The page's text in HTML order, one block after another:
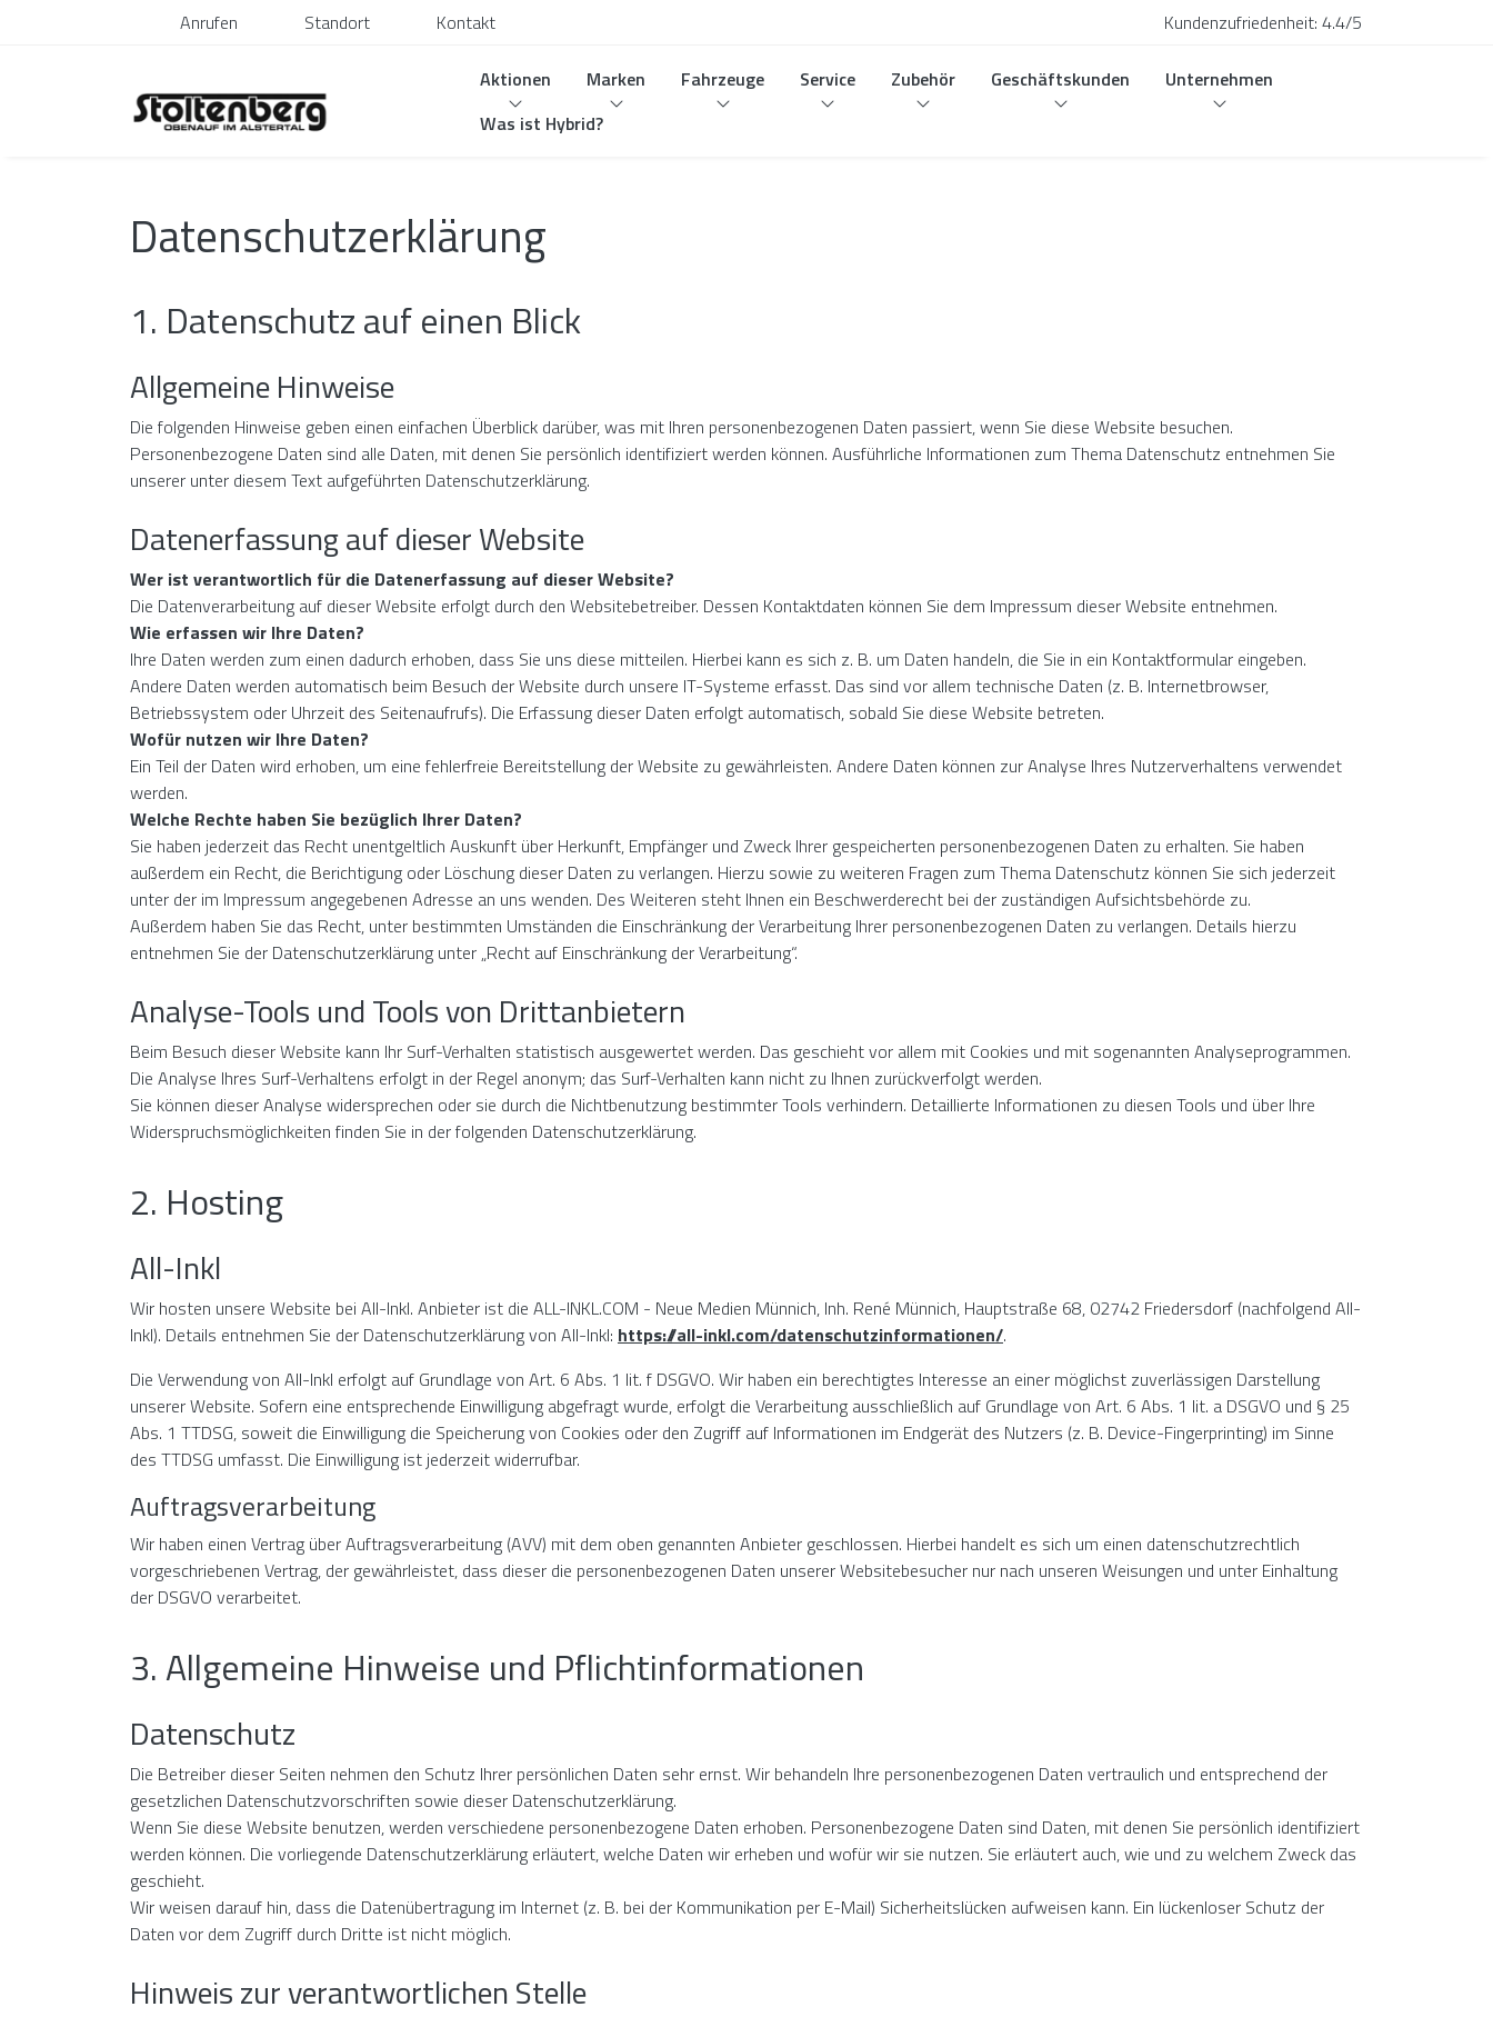
Anrufen Standort Kontakt Kundenzufriedenheit: 4.4/5
Aktionen Marken Fahrzeuge Service Zubehör Geschäftskunden
Unternehmen
Was ist Hybrid?
Datenschutzerklärung
1. Datenschutz auf einen Blick
Allgemeine Hinweise
Die folgenden Hinweise geben einen einfachen Überblick darüber, was mit Ihren personenbezogenen Daten passiert, wenn Sie diese Website besuchen.
Personenbezogene Daten sind alle Daten, mit denen Sie persönlich identifiziert werden können. Ausführliche Informationen zum Thema Datenschutz entnehmen Sie
unserer unter diesem Text aufgeführten Datenschutzerklärung.
Datenerfassung auf dieser Website
Wer ist verantwortlich für die Datenerfassung auf dieser Website?
Die Datenverarbeitung auf dieser Website erfolgt durch den Websitebetreiber. Dessen Kontaktdaten können Sie dem Impressum dieser Website entnehmen.
Wie erfassen wir Ihre Daten?
Ihre Daten werden zum einen dadurch erhoben, dass Sie uns diese mitteilen. Hierbei kann es sich z. B. um Daten handeln, die Sie in ein Kontaktformular eingeben.
Andere Daten werden automatisch beim Besuch der Website durch unsere IT-Systeme erfasst. Das sind vor allem technische Daten (z. B. Internetbrowser,
Betriebssystem oder Uhrzeit des Seitenaufrufs). Die Erfassung dieser Daten erfolgt automatisch, sobald Sie diese Website betreten.
Wofür nutzen wir Ihre Daten?
Ein Teil der Daten wird erhoben, um eine fehlerfreie Bereitstellung der Website zu gewährleisten. Andere Daten können zur Analyse Ihres Nutzerverhaltens verwendet
werden.
Welche Rechte haben Sie bezüglich Ihrer Daten?
Sie haben jederzeit das Recht unentgeltlich Auskunft über Herkunft, Empfänger und Zweck Ihrer gespeicherten personenbezogenen Daten zu erhalten. Sie haben
außerdem ein Recht, die Berichtigung oder Löschung dieser Daten zu verlangen. Hierzu sowie zu weiteren Fragen zum Thema Datenschutz können Sie sich jederzeit
unter der im Impressum angegebenen Adresse an uns wenden. Des Weiteren steht Ihnen ein Beschwerderecht bei der zuständigen Aufsichtsbehörde zu.
Außerdem haben Sie das Recht, unter bestimmten Umständen die Einschränkung der Verarbeitung Ihrer personenbezogenen Daten zu verlangen. Details hierzu
entnehmen Sie der Datenschutzerklärung unter „Recht auf Einschränkung der Verarbeitung“.
Analyse-Tools und Tools von Drittanbietern
Beim Besuch dieser Website kann Ihr Surf-Verhalten statistisch ausgewertet werden. Das geschieht vor allem mit Cookies und mit sogenannten Analyseprogrammen.
Die Analyse Ihres Surf-Verhaltens erfolgt in der Regel anonym; das Surf-Verhalten kann nicht zu Ihnen zurückverfolgt werden.
Sie können dieser Analyse widersprechen oder sie durch die Nichtbenutzung bestimmter Tools verhindern. Detaillierte Informationen zu diesen Tools und über Ihre
Widerspruchsmöglichkeiten finden Sie in der folgenden Datenschutzerklärung.
2. Hosting
All-Inkl
Wir hosten unsere Website bei All-Inkl. Anbieter ist die ALL-INKL.COM - Neue Medien Münnich, Inh. René Münnich, Hauptstraße 68, 02742 Friedersdorf (nachfolgend All-
Inkl). Details entnehmen Sie der Datenschutzerklärung von All-Inkl: https://all-inkl.com/datenschutzinformationen/.
Die Verwendung von All-Inkl erfolgt auf Grundlage von Art. 6 Abs. 1 lit. f DSGVO. Wir haben ein berechtigtes Interesse an einer möglichst zuverlässigen Darstellung
unserer Website. Sofern eine entsprechende Einwilligung abgefragt wurde, erfolgt die Verarbeitung ausschließlich auf Grundlage von Art. 6 Abs. 1 lit. a DSGVO und § 25
Abs. 1 TTDSG, soweit die Einwilligung die Speicherung von Cookies oder den Zugriff auf Informationen im Endgerät des Nutzers (z. B. Device-Fingerprinting) im Sinne
des TTDSG umfasst. Die Einwilligung ist jederzeit widerrufbar.
Auftragsverarbeitung
Wir haben einen Vertrag über Auftragsverarbeitung (AVV) mit dem oben genannten Anbieter geschlossen. Hierbei handelt es sich um einen datenschutzrechtlich
vorgeschriebenen Vertrag, der gewährleistet, dass dieser die personenbezogenen Daten unserer Websitebesucher nur nach unseren Weisungen und unter Einhaltung
der DSGVO verarbeitet.
3. Allgemeine Hinweise und Pflichtinformationen
Datenschutz
Die Betreiber dieser Seiten nehmen den Schutz Ihrer persönlichen Daten sehr ernst. Wir behandeln Ihre personenbezogenen Daten vertraulich und entsprechend der
gesetzlichen Datenschutzvorschriften sowie dieser Datenschutzerklärung.
Wenn Sie diese Website benutzen, werden verschiedene personenbezogene Daten erhoben. Personenbezogene Daten sind Daten, mit denen Sie persönlich identifiziert
werden können. Die vorliegende Datenschutzerklärung erläutert, welche Daten wir erheben und wofür wir sie nutzen. Sie erläutert auch, wie und zu welchem Zweck das
geschieht.
Wir weisen darauf hin, dass die Datenübertragung im Internet (z. B. bei der Kommunikation per E-Mail) Sicherheitslücken aufweisen kann. Ein lückenloser Schutz der
Daten vor dem Zugriff durch Dritte ist nicht möglich.
Hinweis zur verantwortlichen Stelle